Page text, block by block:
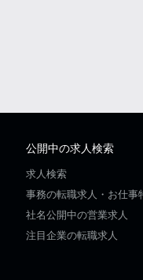
公開中の求人検索
求人検索
事務の転職求人・お仕事
社名公開中の営業求人
注目企業の転職求人